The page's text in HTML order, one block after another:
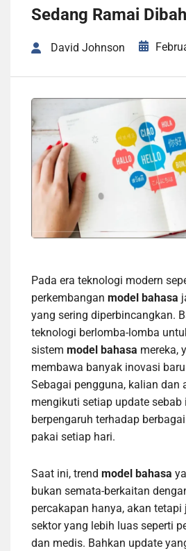
Sedang Ramai
David Johnson
Pada era teknologi modern
perkembangan model bahasa
yang sering diperbincangkan.
teknologi berlomba-lomba
sistem model bahasa mereka,
membawa banyak inovasi
Sebagai pengguna, kalian dan
mengikuti setiap update sebab
berpengaruh terhadap
pakai setiap hari.
Saat ini, trend model bahasa
bukan semata-berkaitan
percakapan hanya, akan
sektor yang lebih luas seperti
dan medis. Bahkan update